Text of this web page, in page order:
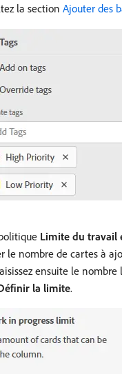
la section Ajouter des
Limite du travail
le nombre de cartes à
ensuite le
la limite.